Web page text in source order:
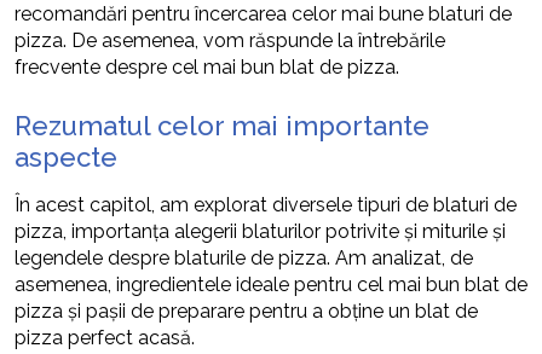
recomandări pentru încercarea celor mai bune blaturi de
pizza. De asemenea, vom răspunde la întrebările
frecvente despre cel mai bun blat de pizza.
Rezumatul celor mai importante
aspecte
În acest capitol, am explorat diversele tipuri de blaturi de
pizza, importanța alegerii blaturilor potrivite și miturile și
legendele despre blaturile de pizza. Am analizat, de
asemenea, ingredientele ideale pentru cel mai bun blat de
pizza și pașii de preparare pentru a obține un blat de
pizza perfect acasă.